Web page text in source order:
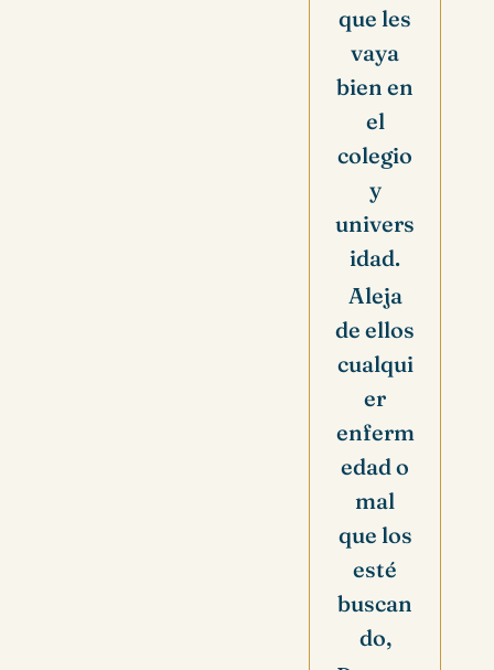
que les
vaya
bien en
el
colegio
y
univers
idad.
Aleja
de ellos
cualqui
er
enferm
edad o
mal
que los
esté
buscan
do,